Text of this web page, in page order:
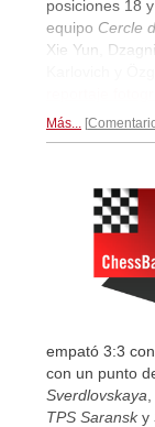
posiciones 18
equipo Cercle
Xie Yun,
Más...
empató 3:3
con un punto
Sverdlovskaya
TPS Saransky